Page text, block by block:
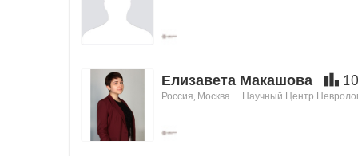
Елизавета Макашова
Россия, Москва Научный Центр